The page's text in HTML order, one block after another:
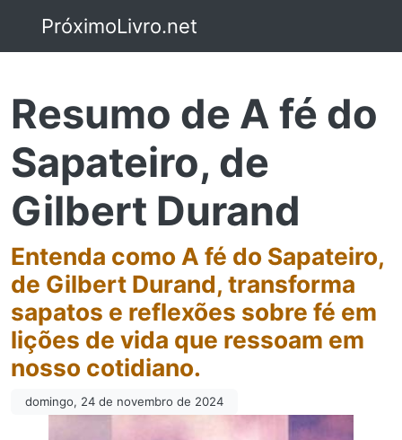
PróximoLivro.net
Resumo de A fé do
Sapateiro, de
Gilbert Durand
Entenda como A fé do Sapateiro,
de Gilbert Durand, transforma
sapatos e reflexões sobre fé em
lições de vida que ressoam em
nosso cotidiano.
domingo, 24 de novembro de 2024